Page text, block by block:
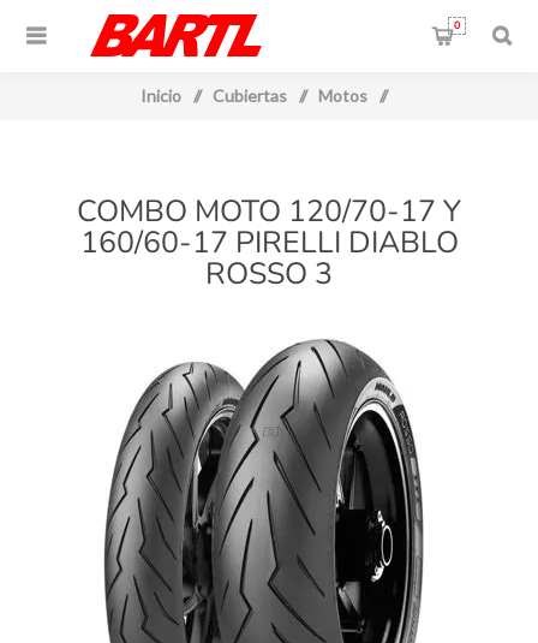
0
Inicio / Cubiertas / Motos /
COMBO MOTO 120/70-17 Y
160/60-17 PIRELLI DIABLO
ROSSO 3